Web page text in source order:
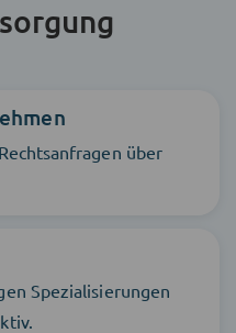
über
Spezialisierungen